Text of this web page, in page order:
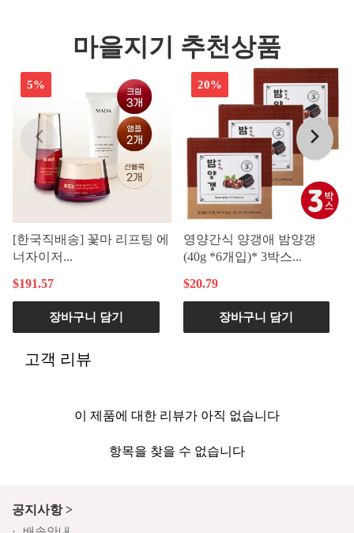
마을지기 추천상품
5%
[한국직배송] 꽃마 리프팅 에
너자이저...
$191.57
장바구니 담기
20%
영양간식 양갱애 밤양갱
(40g *6개입)* 3박스...
$20.79
장바구니 담기
고객 리뷰
이 제품에 대한 리뷰가 아직 없습니다
항목을 찾을 수 없습니다
공지사항 >